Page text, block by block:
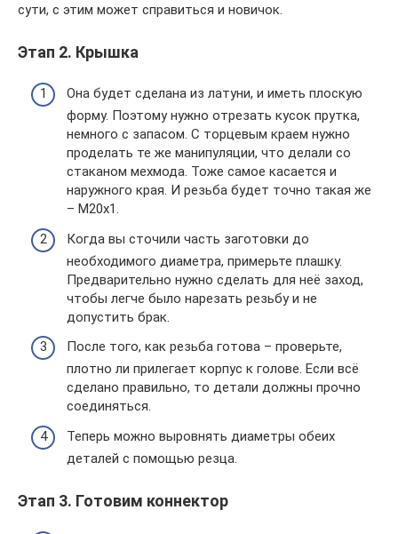
сути, с этим может справиться и новичок.
Этап 2. Крышка
Она будет сделана из латуни, и иметь плоскую
форму. Поэтому нужно отрезать кусок прутка,
немного с запасом. С торцевым краем нужно
проделать те же манипуляции, что делали со
стаканом мехмода. Тоже самое касается и
наружного края. И резьба будет точно такая же
– М20х1.
Когда вы сточили часть заготовки до
необходимого диаметра, примерьте плашку.
Предварительно нужно сделать для неё заход,
чтобы легче было нарезать резьбу и не
допустить брак.
После того, как резьба готова – проверьте,
плотно ли прилегает корпус к голове. Если всё
сделано правильно, то детали должны прочно
соединяться.
Теперь можно выровнять диаметры обеих
деталей с помощью резца.
Этап 3. Готовим коннектор